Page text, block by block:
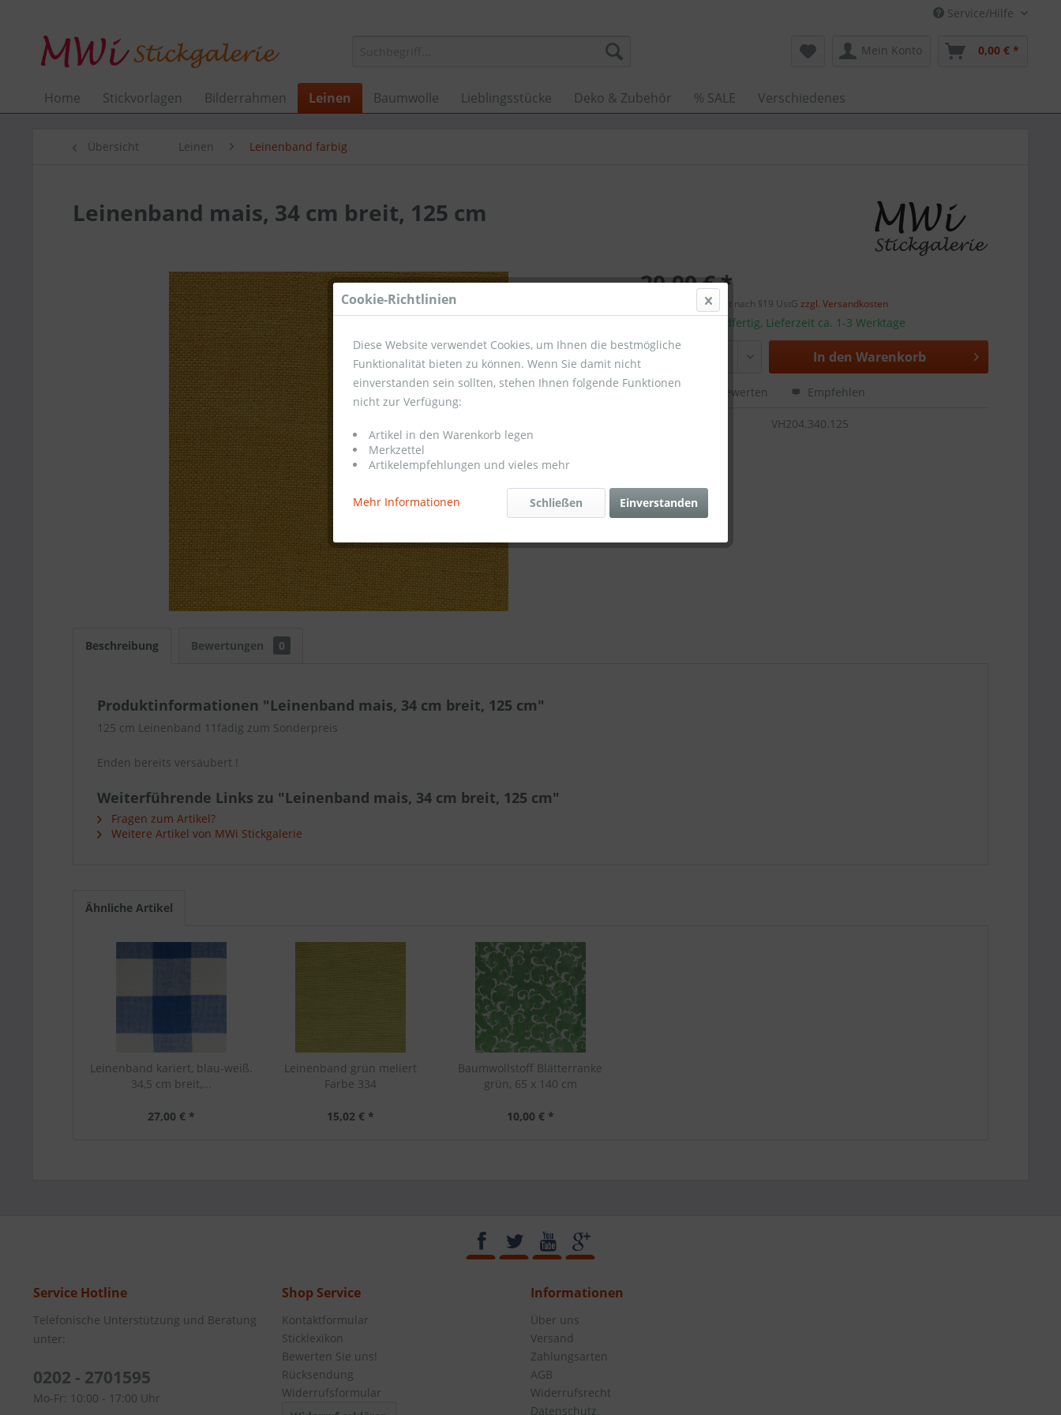
Service/Hilfe
Mein Konto 0,00 € *
Home Stickvorlagen Bilderrahmen Leinen Baumwolle Lieblingsstücke Deko & Zubehör % SALE Verschiedenes
Übersicht Leinen Leinenband farbig
Leinenband mais, 34 cm breit, 125 cm
20,00 € *
Umsatzsteuerbefreit nach §19 UstGzzgl. Versandkosten
Sofort versandfertig, Lieferzeit ca. 1-3 Werktage
In den Warenkorb
Merken Bewerten Empfehlen
VH204.340.125
Beschreibung Bewertungen 0
Produktinformationen "Leinenband mais, 34 cm breit, 125 cm"
125 cm Leinenband 11fädig zum Sonderpreis
Enden bereits versäubert !
Weiterführende Links zu "Leinenband mais, 34 cm breit, 125 cm"
Fragen zum Artikel?
Weitere Artikel von MWi Stickgalerie
Ähnliche Artikel
Leinenband kariert, blau-weiß.
34,5 cm breit,...
27,00 € *
Leinenband grün meliert
Farbe 334
15,02 € *
Baumwollstoff Blätterranke
grün, 65 x 140 cm
10,00 € *
Service Hotline
Telefonische Unterstützung und Beratung
unter:
0202 - 2701595
Mo-Fr: 10:00 - 17:00 Uhr
Shop Service
Kontaktformular
Sticklexikon
Bewerten Sie uns!
Rücksendung
Widerrufsformular
Informationen
Über uns
Versand
Zahlungsarten
AGB
Widerrufsrecht
Datenschutz
Cookie-Richtlinien
Diese Website verwendet Cookies, um Ihnen die bestmögliche
Funktionalität bieten zu können. Wenn Sie damit nicht
einverstanden sein sollten, stehen Ihnen folgende Funktionen
nicht zur Verfügung:
Artikel in den Warenkorb legen
Merkzettel
Artikelempfehlungen und vieles mehr
Mehr Informationen Einverstanden
Schließen